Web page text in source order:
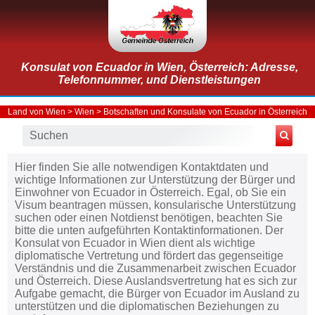
Konsulat von Ecuador in Wien, Österreich: Adresse,
Telefonnummer, und Dienstleistungen
Land von Wien > Wien > Botschaften und Konsulate von Ecuador in Österreich
Hier finden Sie alle notwendigen Kontaktdaten und
wichtige Informationen zur Unterstützung der Bürger und
Einwohner von Ecuador in Österreich. Egal, ob Sie ein
Visum beantragen müssen, konsularische Unterstützung
suchen oder einen Notdienst benötigen, beachten Sie
bitte die unten aufgeführten Kontaktinformationen. Der
Konsulat von Ecuador in Wien dient als wichtige
diplomatische Vertretung und fördert das gegenseitige
Verständnis und die Zusammenarbeit zwischen Ecuador
und Österreich. Diese Auslandsvertretung hat es sich zur
Aufgabe gemacht, die Bürger von Ecuador im Ausland zu
unterstützen und die diplomatischen Beziehungen zu